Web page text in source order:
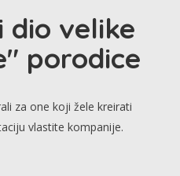
dio velike
porodice
za one koji žele kreirati
vlastite kompanije.